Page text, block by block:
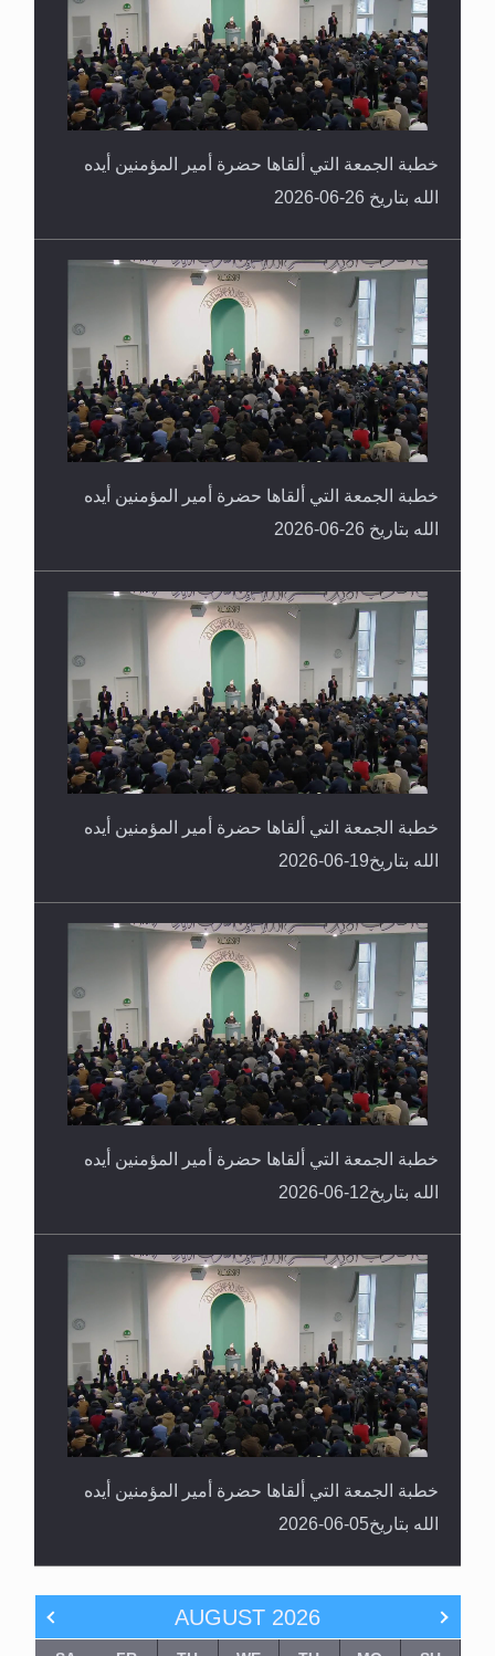
خطبة الجمعة التي ألقاها حضرة أمير المؤمنين أيده
الله بتاريخ 26-06-2026
خطبة الجمعة التي ألقاها حضرة أمير المؤمنين أيده
الله بتاريخ 26-06-2026
خطبة الجمعة التي ألقاها حضرة أمير المؤمنين أيده
الله بتاريخ19-06-2026
خطبة الجمعة التي ألقاها حضرة أمير المؤمنين أيده
الله بتاريخ12-06-2026
خطبة الجمعة التي ألقاها حضرة أمير المؤمنين أيده
الله بتاريخ05-06-2026
AUGUST 2026